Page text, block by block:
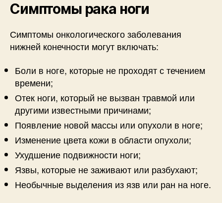
Симптомы рака ноги
Симптомы онкологического заболевания
нижней конечности могут включать:
Боли в ноге, которые не проходят с течением
времени;
Отек ноги, который не вызван травмой или
другими известными причинами;
Появление новой массы или опухоли в ноге;
Изменение цвета кожи в области опухоли;
Ухудшение подвижности ноги;
Язвы, которые не заживают или разбухают;
Необычные выделения из язв или ран на ноге.